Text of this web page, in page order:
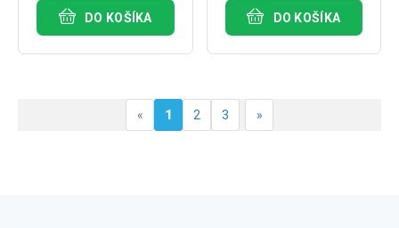
DO KOŠÍKA DO KOŠÍKA
« 1 2 3 »